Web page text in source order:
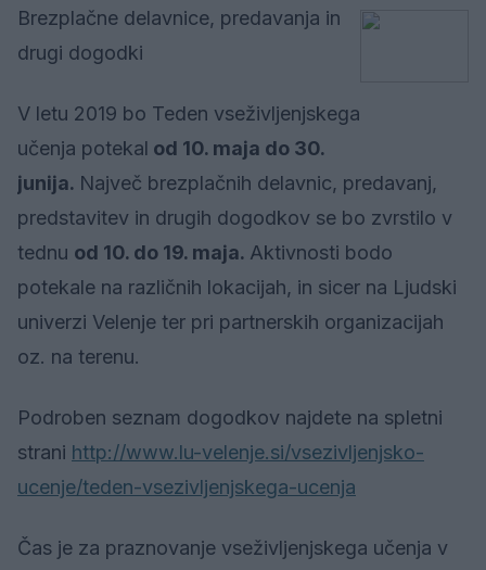
Brezplačne delavnice, predavanja in
drugi dogodki
V letu 2019 bo Teden vseživljenjskega
učenja potekal od 10. maja do 30.
junija. Največ brezplačnih delavnic, predavanj,
predstavitev in drugih dogodkov se bo zvrstilo v
tednu od 10. do 19. maja. Aktivnosti bodo
potekale na različnih lokacijah, in sicer na Ljudski
univerzi Velenje ter pri partnerskih organizacijah
oz. na terenu.
Podroben seznam dogodkov najdete na spletni
strani http://www.lu-velenje.si/vsezivljenjsko-
ucenje/teden-vsezivljenjskega-ucenja
Čas je za praznovanje vseživljenjskega učenja v